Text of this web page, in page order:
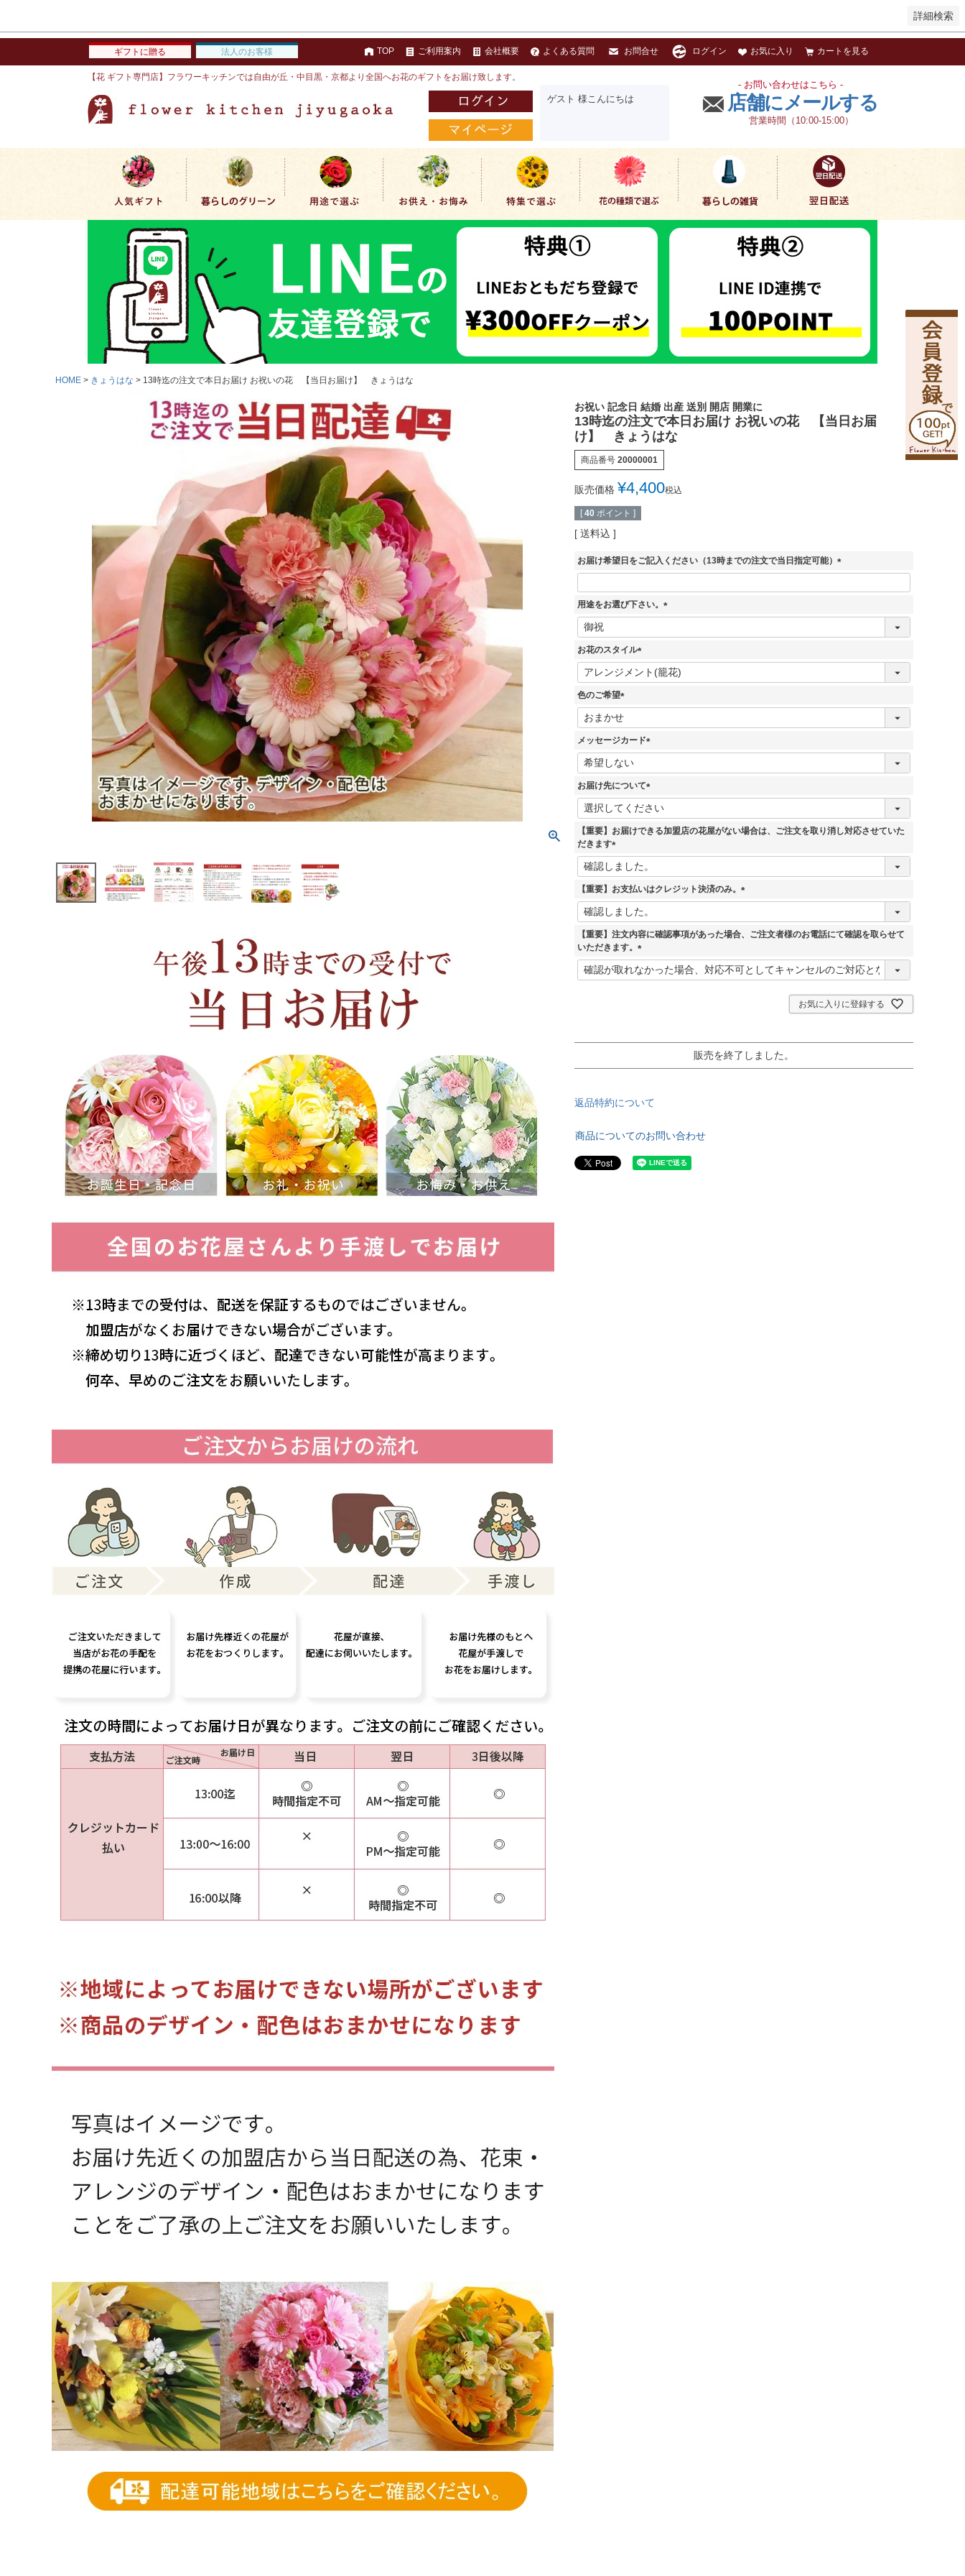
詳細検索
ギフトに贈る 法人のお客様 TOP ご利用案内 会社概要 よくある質問 お問合せ ログイン お気に入り カートを見る
【花 ギフト専門店】フラワーキッチンでは自由が丘・中目黒・京都より全国へお花のギフトをお届け致します。
ゲスト 様こんにちは
- お問い合わせはこちら -
店舗にメールする
営業時間（10:00-15:00）
HOME きょうはな 13時迄の注文で本日お届け お祝いの花 【当日お届け】 きょうはな
お祝い 記念日 結婚 出産 送別 開店 開業に
13時迄の注文で本日お届け お祝いの花 【当日お届
け】 きょうはな
商品番号 20000001
販売価格 ¥4,400税込
[ 40 ポイント ]
送料込
お届け希望日をご記入ください（13時までの注文で当日指定可能）
(
必
)
用途をお選び下さい。
(
お花のスタイル
(
必
色のご希望
(
必
須
メッセージカード
(
須
お届け先について
(
必
須
【重要】お届けできる加盟店の花屋がない場合は、ご注文を取り消し対応させていた
だきます
(
必
須
【重要】お支払いはクレジット決済のみ。
(
【重要】注文内容に確認事項があった場合、ご注文者様のお電話にて確認を取らせて
いただきます。
(
必
お気に入りに登録する
販売を終了しました。
返品特約について
商品についてのお問い合わせ